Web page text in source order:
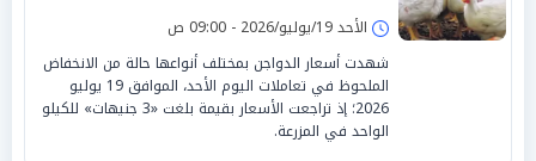
الأحد 19/يوليو/2026 - 09:00 ص
شهدت أسعار الدواجن بمختلف أنواعها حالة من الانخفاض
الملحوظ في تعاملات اليوم الأحد، الموافق 19 يوليو
2026؛ إذ تراجعت الأسعار بقيمة بلغت «3 جنيهات» للكيلو
الواحد في المزرعة.